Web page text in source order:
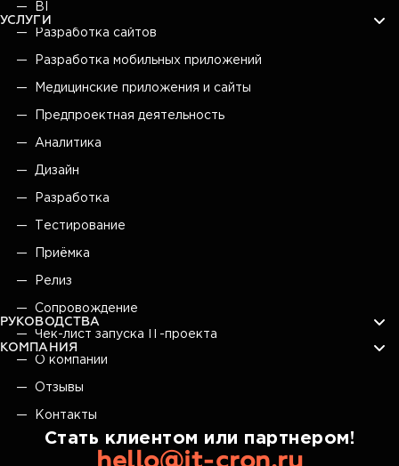
BI
УСЛУГИ
Разработка сайтов
Разработка мобильных приложений
Медицинские приложения и сайты
Предпроектная деятельность
Аналитика
Дизайн
Разработка
Тестирование
Приёмка
Релиз
Сопровождение
РУКОВОДСТВА
Чек-лист запуска IT-проекта
КОМПАНИЯ
О компании
Отзывы
Контакты
Стать клиентом или партнером!